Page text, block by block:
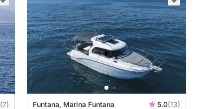
(7)
Funtana, Marina Funtana 5.0(13)